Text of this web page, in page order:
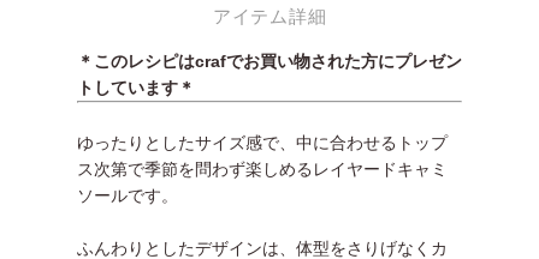
アイテム詳細
＊このレシピはcrafでお買い物された方にプレゼン
トしています＊
ゆったりとしたサイズ感で、中に合わせるトップ
ス次第で季節を問わず楽しめるレイヤードキャミ
ソールです。
ふんわりとしたデザインは、体型をさりげなくカ